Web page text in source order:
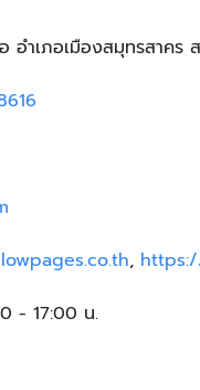
ำเภอเมืองสมุทรสาคร
,
- 17:00 น.